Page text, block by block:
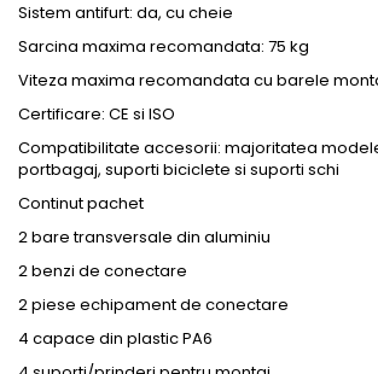
Sistem antifurt: da, cu cheie
Sarcina maxima recomandata: 75 kg
Viteza maxima recomandata cu barele
Certificare: CE si ISO
Compatibilitate accesorii: majoritatea
portbagaj, suporti biciclete si suporti schi
Continut pachet
2 bare transversale din aluminiu
2 benzi de conectare
2 piese echipament de conectare
4 capace din plastic PA6